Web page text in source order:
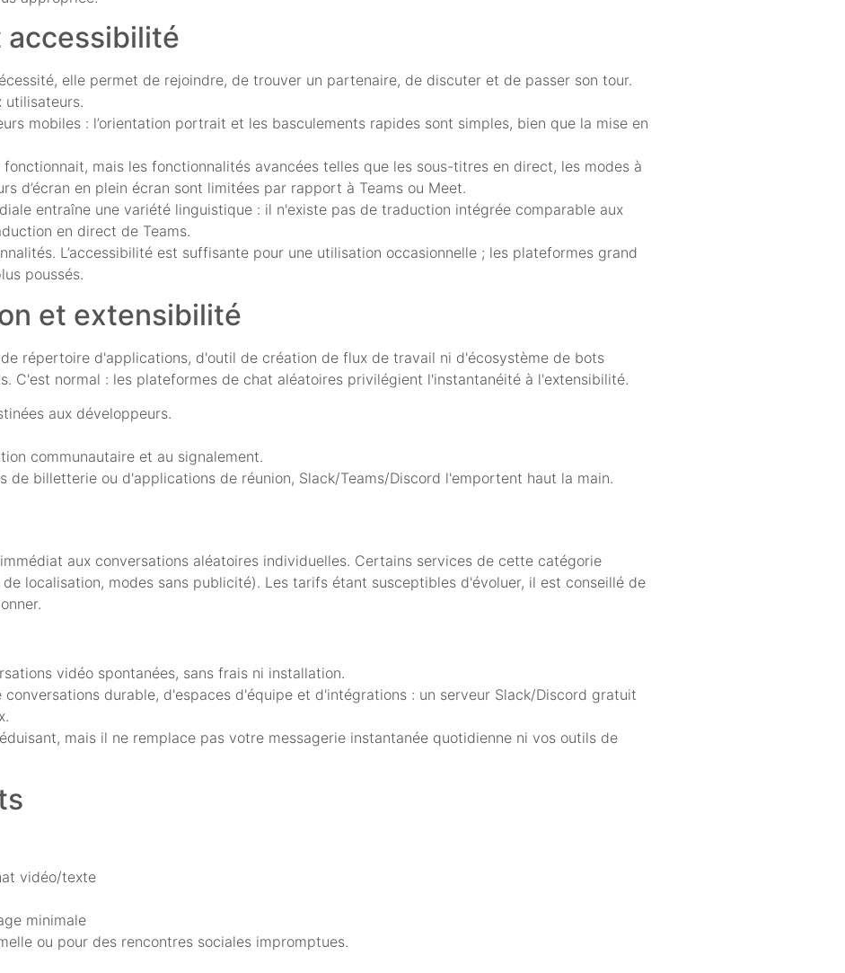
accessibilité
elle permet de rejoindre, de trouver un partenaire, de discuter et de passer son tour.
utilisateurs.
mobiles : l’orientation portrait et les basculements rapides sont simples, bien que la mise en
mais les fonctionnalités avancées telles que les sous-titres en direct, les modes à
d’écran en plein écran sont limitées par rapport à Teams ou Meet.
entraîne une variété linguistique : il n'existe pas de traduction intégrée comparable aux
en direct de Teams.
L’accessibilité est suffisante pour une utilisation occasionnelle ; les plateformes grand
poussés.
et extensibilité
répertoire d'applications, d'outil de création de flux de travail ni d'écosystème de bots
C'est normal : les plateformes de chat aléatoires privilégient l'instantanéité à l'extensibilité.
aux développeurs.
communautaire et au signalement.
de billetterie ou d'applications de réunion, Slack/Teams/Discord l'emportent haut la main.
aux conversations aléatoires individuelles. Certains services de cette catégorie
localisation, modes sans publicité). Les tarifs étant susceptibles d'évoluer, il est conseillé de
vidéo spontanées, sans frais ni installation.
durable, d'espaces d'équipe et d'intégrations : un serveur Slack/Discord gratuit
mais il ne remplace pas votre messagerie instantanée quotidienne ni vos outils de
vidéo/texte
minimale
ou pour des rencontres sociales impromptues.